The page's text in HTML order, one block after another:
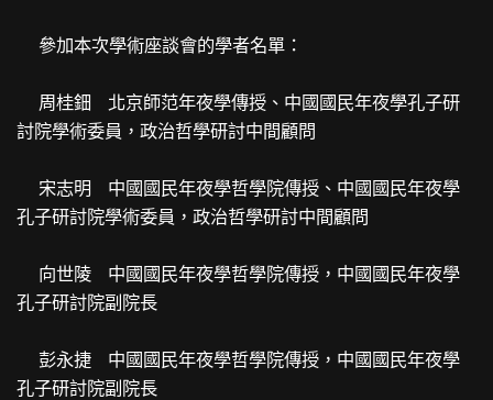
參加本次學術座談會的學者名單：
周桂鈿 北京師范年夜學傳授、中國國民年夜學孔子研
討院學術委員，政治哲學研討中間顧問
宋志明 中國國民年夜學哲學院傳授、中國國民年夜學
孔子研討院學術委員，政治哲學研討中間顧問
向世陵 中國國民年夜學哲學院傳授，中國國民年夜學
孔子研討院副院長
彭永捷 中國國民年夜學哲學院傳授，中國國民年夜學
孔子研討院副院長